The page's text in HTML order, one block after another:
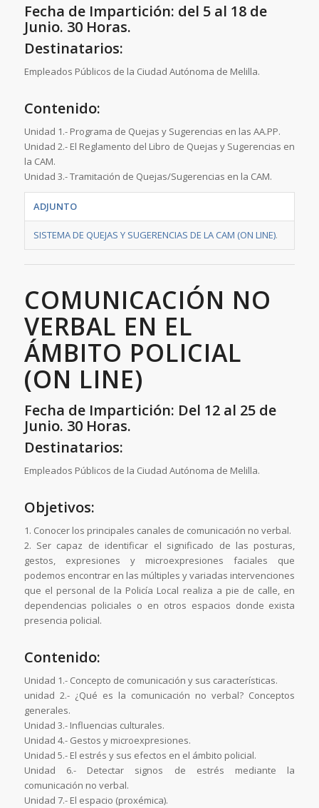
Fecha de Impartición: del 5 al 18 de
Junio. 30 Horas.
Destinatarios:
Empleados Públicos de la Ciudad Autónoma de Melilla.
Contenido:
Unidad 1.- Programa de Quejas y Sugerencias en las AA.PP.
Unidad 2.- El Reglamento del Libro de Quejas y Sugerencias en
la CAM.
Unidad 3.- Tramitación de Quejas/Sugerencias en la CAM.
ADJUNTO
SISTEMA DE QUEJAS Y SUGERENCIAS DE LA CAM (ON LINE).
COMUNICACIÓN NO
VERBAL EN EL
ÁMBITO POLICIAL
(ON LINE)
Fecha de Impartición: Del 12 al 25 de
Junio. 30 Horas.
Destinatarios:
Empleados Públicos de la Ciudad Autónoma de Melilla.
Objetivos:
1. Conocer los principales canales de comunicación no verbal.
2. Ser capaz de identificar el significado de las posturas,
gestos, expresiones y microexpresiones faciales que
podemos encontrar en las múltiples y variadas intervenciones
que el personal de la Policía Local realiza a pie de calle, en
dependencias policiales o en otros espacios donde exista
presencia policial.
Contenido:
Unidad 1.- Concepto de comunicación y sus características.
unidad 2.- ¿Qué es la comunicación no verbal? Conceptos
generales.
Unidad 3.- Influencias culturales.
Unidad 4.- Gestos y microexpresiones.
Unidad 5.- El estrés y sus efectos en el ámbito policial.
Unidad 6.- Detectar signos de estrés mediante la
comunicación no verbal.
Unidad 7.- El espacio (proxémica).